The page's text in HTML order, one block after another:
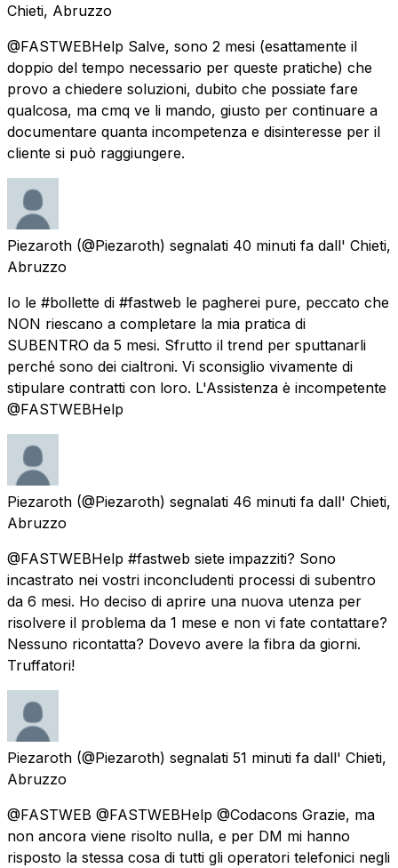
Chieti, Abruzzo
@FASTWEBHelp Salve, sono 2 mesi (esattamente il
doppio del tempo necessario per queste pratiche) che
provo a chiedere soluzioni, dubito che possiate fare
qualcosa, ma cmq ve li mando, giusto per continuare a
documentare quanta incompetenza e disinteresse per il
cliente si può raggiungere.
Piezaroth (@Piezaroth) segnalati 40 minuti fa dall' Chieti,
Abruzzo
Io le #bollette di #fastweb le pagherei pure, peccato che
NON riescano a completare la mia pratica di
SUBENTRO da 5 mesi. Sfrutto il trend per sputtanarli
perché sono dei cialtroni. Vi sconsiglio vivamente di
stipulare contratti con loro. L'Assistenza è incompetente
@FASTWEBHelp
Piezaroth (@Piezaroth) segnalati 46 minuti fa dall' Chieti,
Abruzzo
@FASTWEBHelp #fastweb siete impazziti? Sono
incastrato nei vostri inconcludenti processi di subentro
da 6 mesi. Ho deciso di aprire una nuova utenza per
risolvere il problema da 1 mese e non vi fate contattare?
Nessuno ricontatta? Dovevo avere la fibra da giorni.
Truffatori!
Piezaroth (@Piezaroth) segnalati 51 minuti fa dall' Chieti,
Abruzzo
@FASTWEB @FASTWEBHelp @Codacons Grazie, ma
non ancora viene risolto nulla, e per DM mi hanno
risposto la stessa cosa di tutti gli operatori telefonici negli